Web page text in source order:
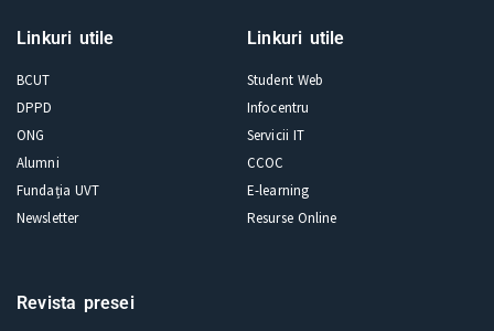
Linkuri utile
BCUT
DPPD
ONG
Alumni
Fundația UVT
Newsletter
Linkuri utile
Student Web
Infocentru
Servicii IT
CCOC
E-learning
Resurse Online
Revista presei